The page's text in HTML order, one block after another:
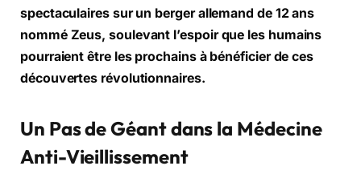
spectaculaires sur un berger allemand de 12 ans
nommé Zeus, soulevant l’espoir que les humains
pourraient être les prochains à bénéficier de ces
découvertes révolutionnaires.
Un Pas de Géant dans la Médecine
Anti-Vieillissement